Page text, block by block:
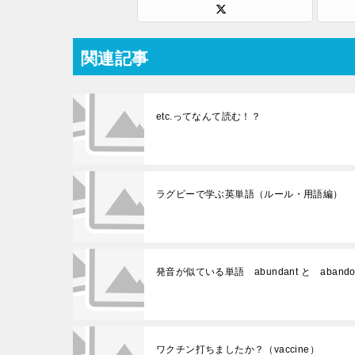
関連記事
etc.ってなんて読む！？
ラグビーで学ぶ英単語（ルール・用語編）
発音が似ている単語 abundant と
ワクチン打ちましたか？（vaccine）